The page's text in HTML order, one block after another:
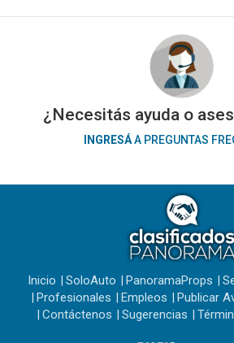
¿Necesitás ayuda o
INGRESÁA PREGUNTAS
Inicio SoloAuto PanoramaProps
Profesionales
Empleos Publicar
Contáctenos
Sugerencias